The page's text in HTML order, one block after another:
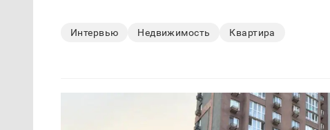
Интервью Недвижимость Квартира